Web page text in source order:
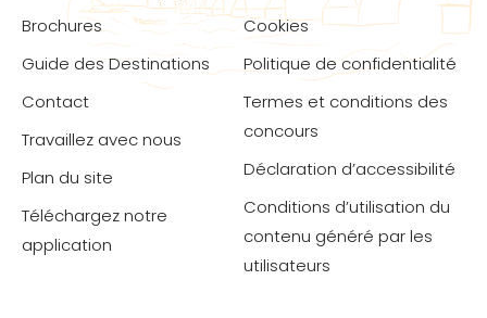
Brochures
Guide des Destinations
Contact
Travaillez avec nous
Plan du site
Téléchargez notre
application
Cookies
Politique de confidentialité
Termes et conditions des
concours
Déclaration d’accessibilité
Conditions d’utilisation du
contenu généré par les
utilisateurs